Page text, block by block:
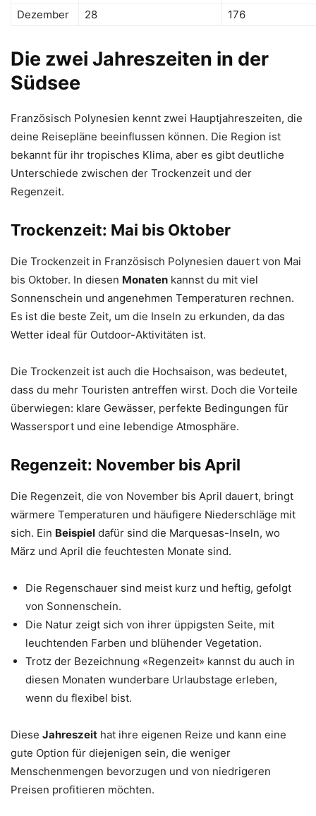
Dezember
28 176
Die zwei Jahreszeiten in der
Südsee
Französisch Polynesien kennt zwei Hauptjahreszeiten, die
deine Reisepläne beeinflussen können. Die Region ist
bekannt für ihr tropisches Klima, aber es gibt deutliche
Unterschiede zwischen der Trockenzeit und der
Regenzeit.
Trockenzeit: Mai bis Oktober
Die Trockenzeit in Französisch Polynesien dauert von Mai
bis Oktober. In diesen Monaten kannst du mit viel
Sonnenschein und angenehmen Temperaturen rechnen.
Es ist die beste Zeit, um die Inseln zu erkunden, da das
Wetter ideal für Outdoor-Aktivitäten ist.
Die Trockenzeit ist auch die Hochsaison, was bedeutet,
dass du mehr Touristen antreffen wirst. Doch die Vorteile
überwiegen: klare Gewässer, perfekte Bedingungen für
Wassersport und eine lebendige Atmosphäre.
Regenzeit: November bis April
Die Regenzeit, die von November bis April dauert, bringt
wärmere Temperaturen und häufigere Niederschläge mit
sich. Ein Beispiel dafür sind die Marquesas-Inseln, wo
März und April die feuchtesten Monate sind.
Die Regenschauer sind meist kurz und heftig, gefolgt
von Sonnenschein.
Die Natur zeigt sich von ihrer üppigsten Seite, mit
leuchtenden Farben und blühender Vegetation.
Trotz der Bezeichnung «Regenzeit» kannst du auch in
diesen Monaten wunderbare Urlaubstage erleben,
wenn du flexibel bist.
Diese Jahreszeit hat ihre eigenen Reize und kann eine
gute Option für diejenigen sein, die weniger
Menschenmengen bevorzugen und von niedrigeren
Preisen profitieren möchten.